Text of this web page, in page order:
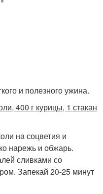
и полезного ужина.
400 г курицы, 1 стакан
на соцветия и
нарежь и обжарь.
сливками со
Запекай 20-25 минут